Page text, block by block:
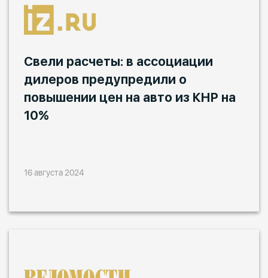
Свели расчеты: в ассоциации
дилеров предупредили о
повышении цен на авто из КНР на
10%
16 августа 2024